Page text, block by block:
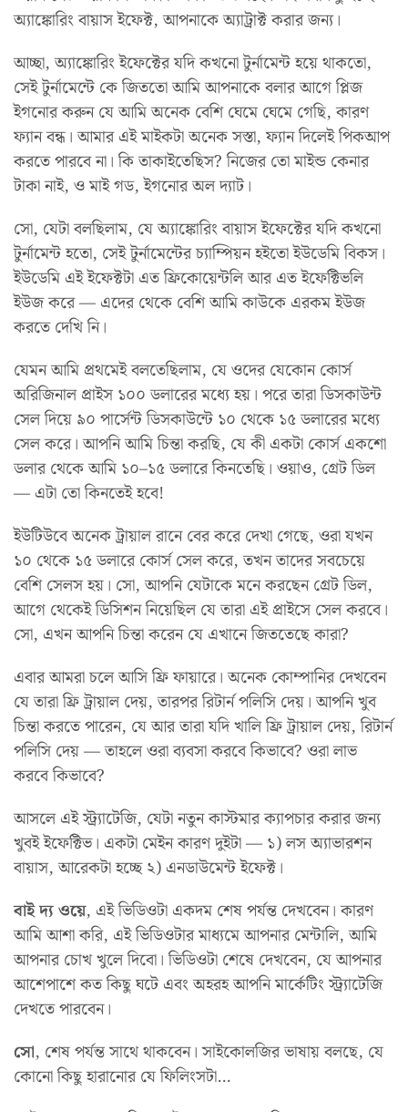
অ্যাঙ্কোরিং বায়াস ইফেক্ট, আপনাকে অ্যাট্রাক্ট করার জন্য।
আচ্ছা, অ্যাঙ্কোরিং ইফেক্টের যদি কখনো টুর্নামেন্ট হয়ে থাকতো,
সেই টুর্নামেন্টে কে জিততো আমি আপনাকে বলার আগে প্লিজ
ইগনোর করুন যে আমি অনেক বেশি ঘেমে ঘেমে গেছি, কারণ
ফ্যান বন্ধ। আমার এই মাইকটা অনেক সস্তা, ফ্যান দিলেই পিকআপ
করতে পারবে না। কি তাকাইতেছিস? নিজের তো মাইন্ড কেনার
টাকা নাই, ও মাই গড, ইগনোর অল দ্যাট।
সো, যেটা বলছিলাম, যে অ্যাঙ্কোরিং বায়াস ইফেক্টের যদি কখনো
টুর্নামেন্ট হতো, সেই টুর্নামেন্টের চ্যাম্পিয়ন হইতো ইউডেমি বিকস।
ইউডেমি এই ইফেক্টটা এত ফ্রিকোয়েন্টলি আর এত ইফেক্টিভলি
ইউজ করে — এদের থেকে বেশি আমি কাউকে এরকম ইউজ
করতে দেখি নি।
যেমন আমি প্রথমেই বলতেছিলাম, যে ওদের যেকোন কোর্স
অরিজিনাল প্রাইস ১০০ ডলারের মধ্যে হয়। পরে তারা ডিসকাউন্ট
সেল দিয়ে ৯০ পার্সেন্ট ডিসকাউন্টে ১০ থেকে ১৫ ডলারের মধ্যে
সেল করে। আপনি আমি চিন্তা করছি, যে কী একটা কোর্স একশো
ডলার থেকে আমি ১০–১৫ ডলারে কিনতেছি। ওয়াও, গ্রেট ডিল
— এটা তো কিনতেই হবে!
ইউটিউবে অনেক ট্রায়াল রানে বের করে দেখা গেছে, ওরা যখন
১০ থেকে ১৫ ডলারে কোর্স সেল করে, তখন তাদের সবচেয়ে
বেশি সেলস হয়। সো, আপনি যেটাকে মনে করছেন গ্রেট ডিল,
আগে থেকেই ডিসিশন নিয়েছিল যে তারা এই প্রাইসে সেল করবে।
সো, এখন আপনি চিন্তা করেন যে এখানে জিততেছে কারা?
এবার আমরা চলে আসি ফ্রি ফায়ারে। অনেক কোম্পানির দেখবেন
যে তারা ফ্রি ট্রায়াল দেয়, তারপর রিটার্ন পলিসি দেয়। আপনি খুব
চিন্তা করতে পারেন, যে আর তারা যদি খালি ফ্রি ট্রায়াল দেয়, রিটার্ন
পলিসি দেয় — তাহলে ওরা ব্যবসা করবে কিভাবে? ওরা লাভ
করবে কিভাবে?
আসলে এই স্ট্র্যাটেজি, যেটা নতুন কাস্টমার ক্যাপচার করার জন্য
খুবই ইফেক্টিভ। একটা মেইন কারণ দুইটা — ১) লস অ্যাভারশন
বায়াস, আরেকটা হচ্ছে ২) এনডাউমেন্ট ইফেক্ট।
বাই দ্য ওয়ে, এই ভিডিওটা একদম শেষ পর্যন্ত দেখবেন। কারণ
আমি আশা করি, এই ভিডিওটার মাধ্যমে আপনার মেন্টালি, আমি
আপনার চোখ খুলে দিবো। ভিডিওটা শেষে দেখবেন, যে আপনার
আশেপাশে কত কিছু ঘটে এবং অহরহ আপনি মার্কেটিং স্ট্র্যাটেজি
দেখতে পারবেন।
সো, শেষ পর্যন্ত সাথে থাকবেন। সাইকোলজির ভাষায় বলছে, যে
কোনো কিছু হারানোর যে ফিলিংসটা…